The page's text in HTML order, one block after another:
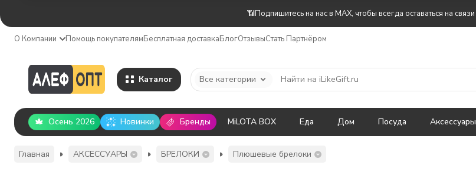
📶Подпишитесь на нас в MAX, чтобы всегда оставаться на связи
О Компании Помощь покупателямБесплатная доставкаБлогОтзывыСтать Партнёром
Каталог Все категории
Осень 2026 Новинки Бренды MiLOTA BOX Еда Дом Посуда Аксессуары
Главная АКСЕССУАРЫ БРЕЛОКИ Плюшевые брелоки